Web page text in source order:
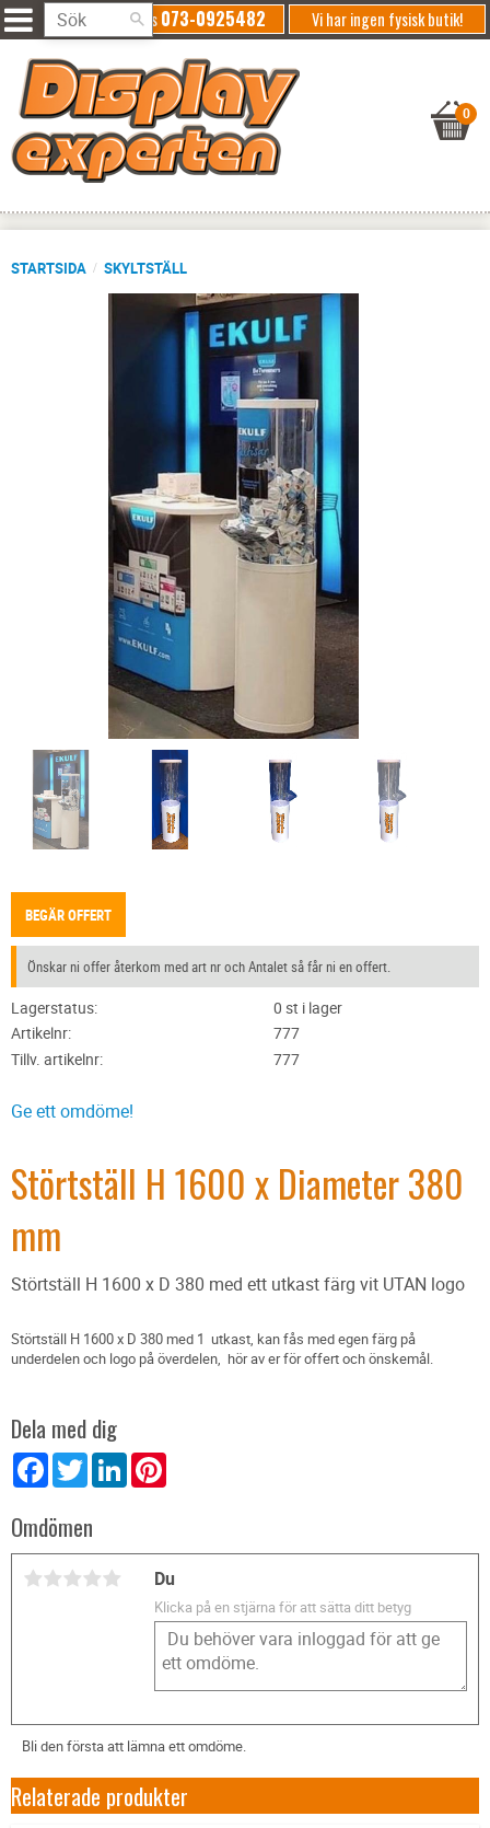
Vi har ingen fysisk butik!
Ring oss073-0925482
STARTSIDA SKYLTSTÄLL
BEGÄR OFFERT
Önskar ni offer återkom med art nr och Antalet så får ni en offert.
Lagerstatus
0 st i lager
Artikelnr
777
Tillv. artikelnr
777
Ge ett omdöme!
Störtställ H 1600 x Diameter 380
mm
Störtställ H 1600 x D 380 med ett utkast färg vit UTAN logo
Störtställ H 1600 x D 380 med 1 utkast, kan fås med egen färg på
underdelen och logo på överdelen, hör av er för offert och önskemål.
Dela med dig
FacebookTwitter LinkedIn
Omdömen
Du
Klicka på en stjärna för att sätta ditt betyg
Bli den första att lämna ett omdöme.
Relaterade produkter